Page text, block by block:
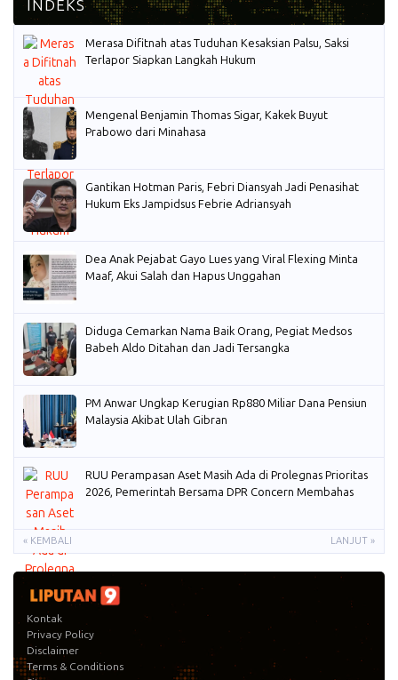
Merasa Difitnah atas Tuduhan Kesaksian Palsu, Saksi
Terlapor Siapkan Langkah Hukum
Mengenal Benjamin Thomas Sigar, Kakek Buyut
Prabowo dari Minahasa
Gantikan Hotman Paris, Febri Diansyah Jadi Penasihat
Hukum Eks Jampidsus Febrie Adriansyah
Dea Anak Pejabat Gayo Lues yang Viral Flexing Minta
Maaf, Akui Salah dan Hapus Unggahan
Diduga Cemarkan Nama Baik Orang, Pegiat Medsos
Babeh Aldo Ditahan dan Jadi Tersangka
PM Anwar Ungkap Kerugian Rp880 Miliar Dana Pensiun
Malaysia Akibat Ulah Gibran
RUU Perampasan Aset Masih Ada di Prolegnas Prioritas
2026, Pemerintah Bersama DPR Concern Membahas
« KEMBALI LANJUT »
Kontak
Privacy Policy
Disclaimer
Terms & Conditions